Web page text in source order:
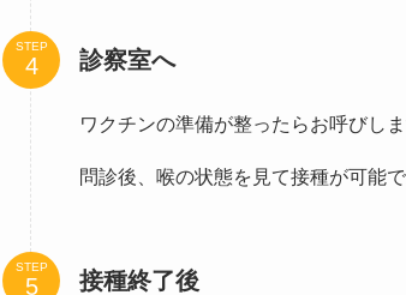
STEP 診察室へ
ワクチンの準備が整ったらお呼びしま
問診後、喉の状態を見て接種が可能
STEP 接種終了後